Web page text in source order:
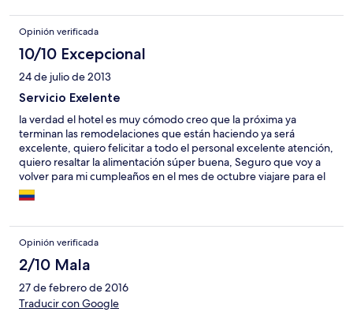
Opinión verificada
10/10 Excepcional
24 de julio de 2013
Servicio Exelente
la verdad el hotel es muy cómodo creo que la próxima ya
terminan las remodelaciones que están haciendo ya será
excelente, quiero felicitar a todo el personal excelente atención,
quiero resaltar la alimentación súper buena, Seguro que voy a
volver para mi cumpleaños en el mes de octubre viajare para el
día 11. un cordial saludo. y REITERO MIS FELICITACIONES. Att.
Miller.
Opinión verificada
2/10 Mala
27 de febrero de 2016
Traducir con Google